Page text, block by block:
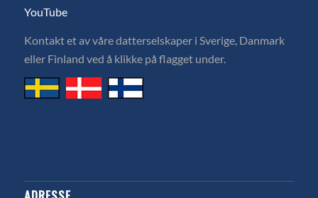
YouTube
Kontakt et av våre datterselskaper i Sverige, Danmark
eller Finland ved å klikke på flagget under.